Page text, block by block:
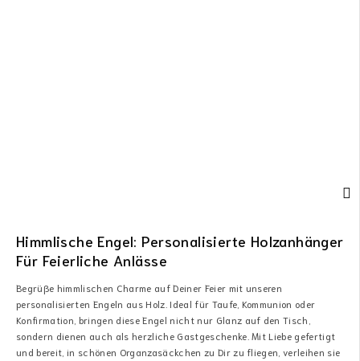
Himmlische Engel: Personalisierte Holzanhänger
Für Feierliche Anlässe
Begrüße himmlischen Charme auf Deiner Feier mit unseren
personalisierten Engeln aus Holz. Ideal für Taufe, Kommunion oder
Konfirmation, bringen diese Engel nicht nur Glanz auf den Tisch,
sondern dienen auch als herzliche Gastgeschenke. Mit Liebe gefertigt
und bereit, in schönen Organzasäckchen zu Dir zu fliegen, verleihen sie